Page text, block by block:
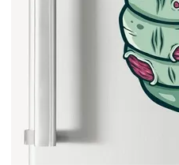
Produktionsaufschlag
ab 5,99 EUR*